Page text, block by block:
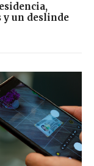
y un deslinde